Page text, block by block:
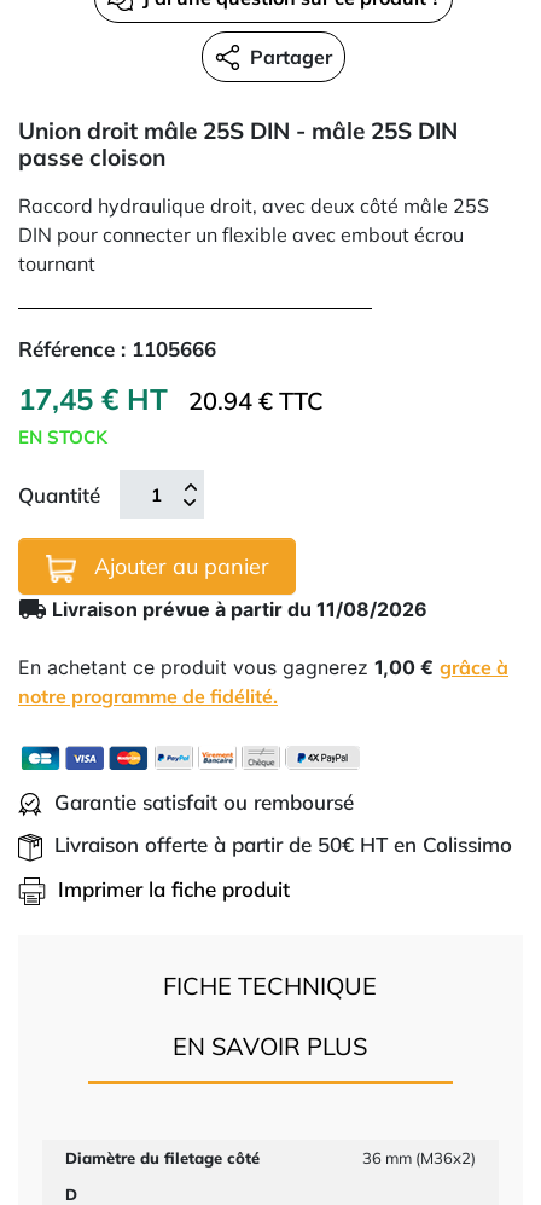
Partager
Union droit mâle 25S DIN - mâle 25S DIN
passe cloison
Raccord hydraulique droit, avec deux côté mâle 25S
DIN pour connecter un flexible avec embout écrou
tournant
Référence : 1105666
17,45 € HT 20.94 € TTC
EN STOCK
Quantité
Ajouter au panier
local_shipping Livraison prévue à partir du 11/08/2026
En achetant ce produit vous gagnerez 1,00 € grâce à
notre programme de fidélité.
Garantie satisfait ou remboursé
Livraison offerte à partir de 50€ HT en Colissimo
Imprimer la fiche produit
FICHE TECHNIQUE
EN SAVOIR PLUS
Diamètre du filetage côté
D
36 mm (M36x2)